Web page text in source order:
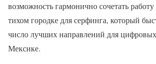
возможность гармонично сочетать
тихом городке для серфинга, который
число лучших направлений для
Мексике.